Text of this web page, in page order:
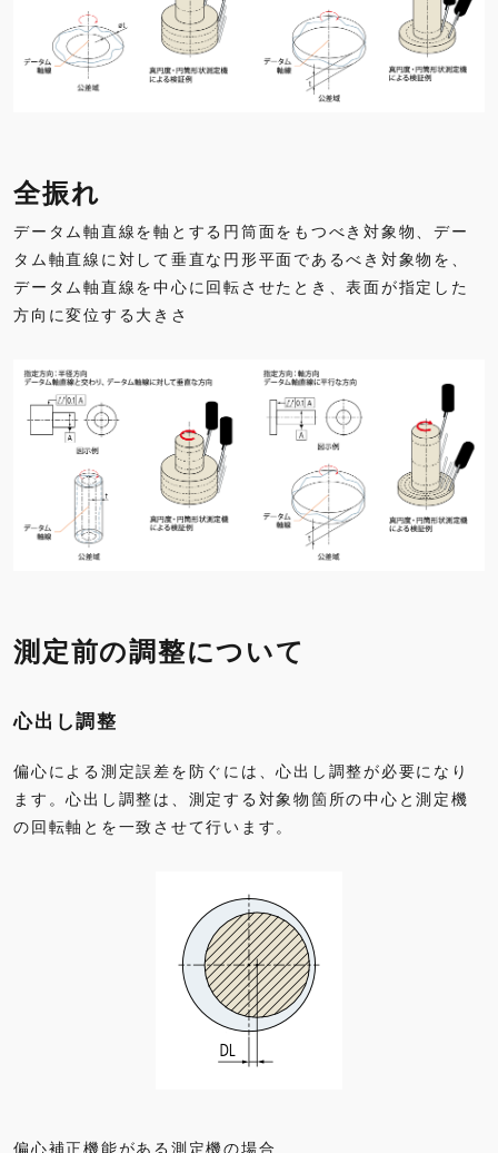
全振れ
データム軸直線を軸とする円筒面をもつべき対象物、デー
タム軸直線に対して垂直な円形平面であるべき対象物を、
データム軸直線を中心に回転させたとき、表面が指定した
方向に変位する大きさ
測定前の調整について
心出し調整
偏心による測定誤差を防ぐには、心出し調整が必要になり
ます。心出し調整は、測定する対象物箇所の中心と測定機
の回転軸とを一致させて行います。
偏心補正機能がある測定機の場合